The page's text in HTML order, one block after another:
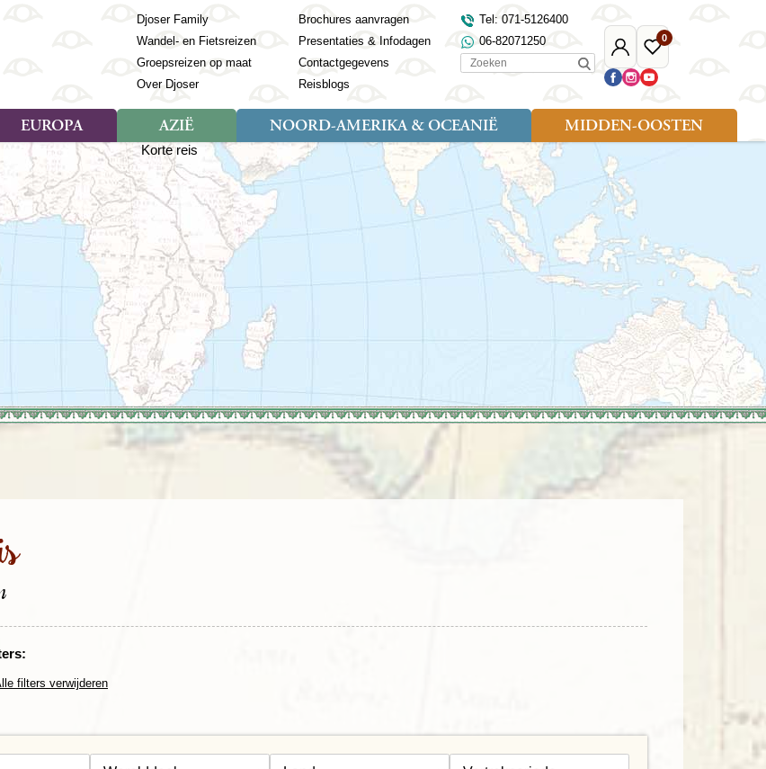
Mijn
Djoser
0
Favoriete
reizen
Djoser Family
Wandel- en Fietsreizen
Groepsreizen op maat
Over Djoser
Brochures aanvragen
Presentaties & Infodagen
Contactgegevens
Reisblogs
Tel: 071-5126400
06-82071250
Zoeken
Principe
(Frans) Guyana
Galapagos
Guatemala
Honduras
Mexico
Nicaragua
Paaseiland
Paraguay
Suriname
EUROPA
Soort reizen
Rondreis (28)
Familiereis (11)
Fietsreis (8)
Wandelreis (23)
Landen
Albanië
Andorra
Armenië
Azerbeidzjan
Azoren
Balkan
Baltische Staten
Bosnië en Herzegovina
Bulgarije
Engeland
Estland
Finland
Frankrijk
Griekenland
Montenegro
Noord-Macedonië
Noorwegen
Polen
Portugal
Roemenië
Sardinië
Verenigd Koninkrijk
AZIË
Soort reizen
Rondreis (57)
Familiereis (22)
Fietsreis (3)
Cultuur (28)
Natuur (16)
Nieuwe reizen
Rondreis China & Tibet, 42
dagen
Rondreis Sulawesi &
Molukken, 22 dagen
Landen
Bangladesh
Laos
Malediven
Maleisië
Mongolië
Nepal
Oezbekistan
Singapore
Zuid-Korea
NOORD-AMERIKA & OCEANIË
Soort reizen
Rondreis (7)
Familiereis (2)
Natuur (5)
Landen
Nieuw-Zeeland
Verenigde Staten
MIDDEN-OOSTEN
Soort reizen
Familiereis (9)
Fietsreis (1)
Landen
Egypte
Jordanië
Marokko
Oman
Saoedi-Arabië
Tunesië
Turkije
filters verwijderen